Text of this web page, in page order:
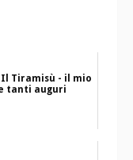
Il Tiramisù - il mio
tanti auguri